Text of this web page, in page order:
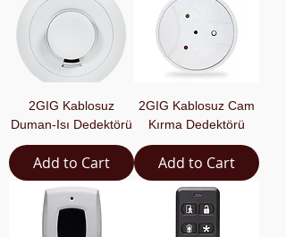
2GIG Kablosuz
Duman-Isı Dedektörü
Add to Cart
2GIG Kablosuz Cam
Kırma Dedektörü
Add to Cart